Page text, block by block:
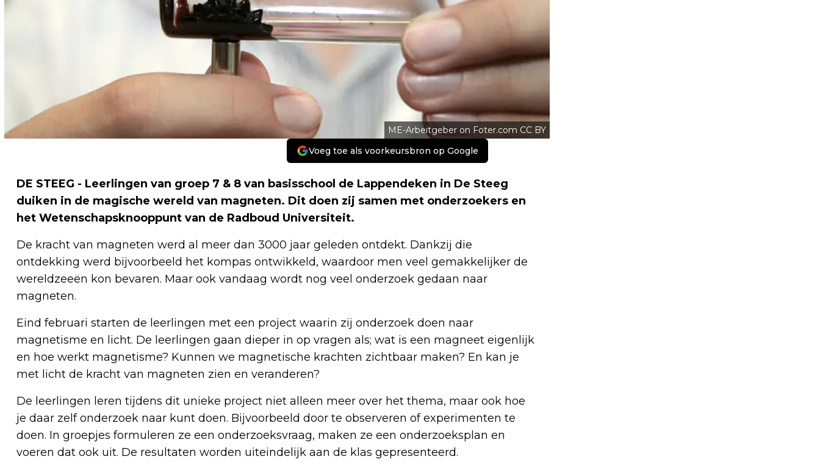
ME-Arbeitgeber on Foter.com CC BY
Voeg toe als voorkeursbron op Google
DE STEEG - Leerlingen van groep 7 & 8 van basisschool de Lappendeken in De Steeg
duiken in de magische wereld van magneten. Dit doen zij samen met onderzoekers en
het Wetenschapsknooppunt van de Radboud Universiteit.
De kracht van magneten werd al meer dan 3000 jaar geleden ontdekt. Dankzij die
ontdekking werd bijvoorbeeld het kompas ontwikkeld, waardoor men veel gemakkelijker de
wereldzeeën kon bevaren. Maar ook vandaag wordt nog veel onderzoek gedaan naar
magneten.
Eind februari starten de leerlingen met een project waarin zij onderzoek doen naar
magnetisme en licht. De leerlingen gaan dieper in op vragen als; wat is een magneet eigenlijk
en hoe werkt magnetisme? Kunnen we magnetische krachten zichtbaar maken? En kan je
met licht de kracht van magneten zien en veranderen?
De leerlingen leren tijdens dit unieke project niet alleen meer over het thema, maar ook hoe
je daar zelf onderzoek naar kunt doen. Bijvoorbeeld door te observeren of experimenten te
doen. In groepjes formuleren ze een onderzoeksvraag, maken ze een onderzoeksplan en
voeren dat ook uit. De resultaten worden uiteindelijk aan de klas gepresenteerd.